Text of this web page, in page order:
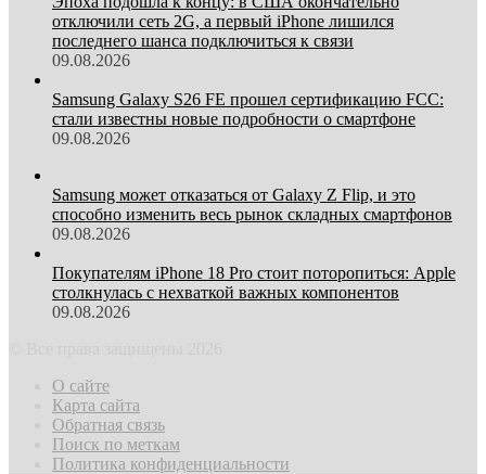
отключили сеть 2G, а первый iPhone лишился
последнего шанса подключиться к связи
09.08.2026
Samsung Galaxy S26 FE прошел сертификацию FCC:
стали известны новые подробности о смартфоне
09.08.2026
Samsung может отказаться от Galaxy Z Flip, и это
способно изменить весь рынок складных смартфонов
09.08.2026
Покупателям iPhone 18 Pro стоит поторопиться: Apple
столкнулась с нехваткой важных компонентов
09.08.2026
О сайте
Карта сайта
Обратная связь
Поиск по меткам
Политика конфиденциальности